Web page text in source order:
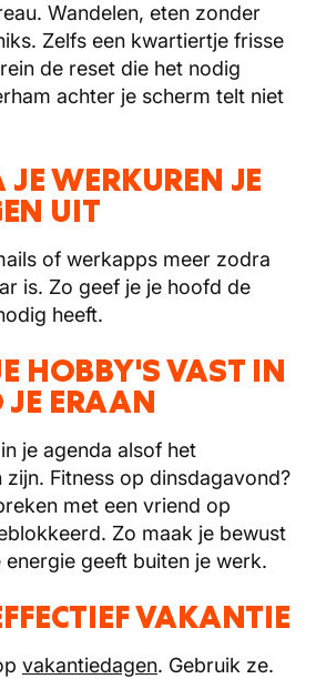
Wandelen, eten zonder
Zelfs een kwartiertje frisse
de reset die het nodig
achter je scherm telt niet
WERKUREN JE
UIT
of werkapps meer zodra
is. Zo geef je je hoofd de
heeft.
HOBBY'S VAST IN
ERAAN
je agenda alsof het
Fitness op dinsdagavond?
met een vriend op
Zo maak je bewust
geeft buiten je werk.
VAKANTIE
vakantiedagen. Gebruik ze.